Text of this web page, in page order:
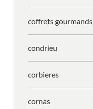
coffrets gourmands
condrieu
corbieres
cornas